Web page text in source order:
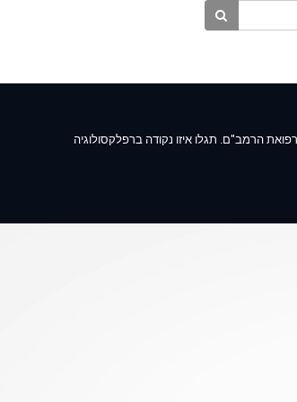
הרמב"ם. תגלו איזו נקודה ברפלקסולוגיה